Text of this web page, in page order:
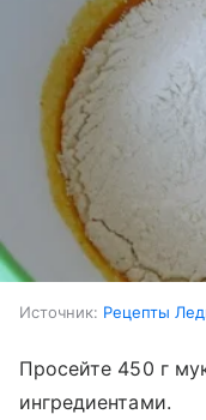
Источник: Рецепты
Просейте 450 г
ингредиентами.